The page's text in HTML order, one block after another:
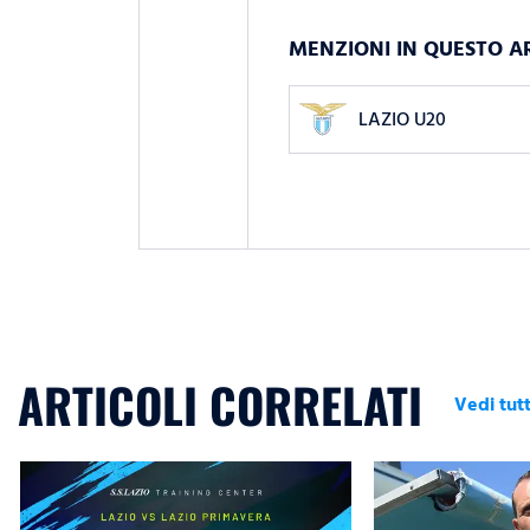
MENZIONI IN QUESTO
LAZIO U20
ARTICOLI CORRELATI Vedi